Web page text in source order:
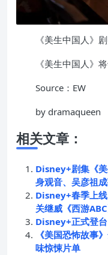
《美生中国人》
《美生中国人》
Source：EW
by dramaqueen
相关文章：
Disney+剧集《
身观音、吴彦祖
Disney+春季上线
关继威《西游
Disney+正式登
《美国恐怖故事
味惊悚片单